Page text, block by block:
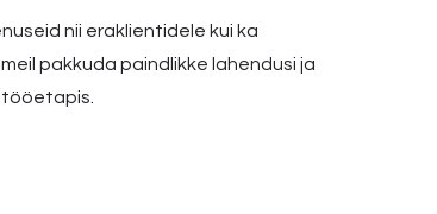
nii eraklientidele kui ka
pakkuda paindlikke lahendusi ja